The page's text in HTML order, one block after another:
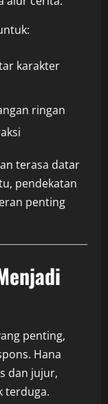
karakter
ringan
terasa datar
pendekatan
penting
penting,
Hana
dan jujur,
terduga.